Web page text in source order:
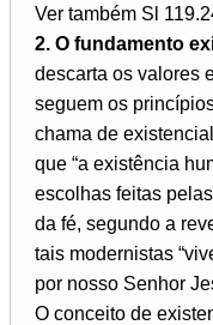
Ver também Sl
2. O fundamento
descarta os valores
seguem os
chama de
que “a existência
escolhas feitas
da fé, segundo a
tais modernistas
por nosso Senhor
O conceito de